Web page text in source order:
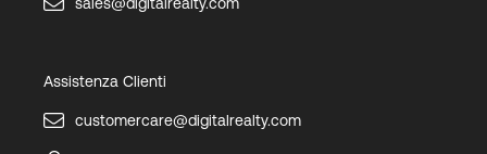
sales@digitalrealty.com
Assistenza Clienti
customercare@digitalrealty.com